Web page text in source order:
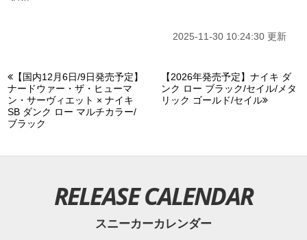
2025-11-30 10:24:30 更新
【国内12月6日/9日発売予定】
ナードウァー・ザ・ヒューマ
ン・サーヴィエット × ナイキ
SB ダンク ロー マルチカラー/
ブラック
【2026年発売予定】ナイキ ダ
ンク ロー ブラック/セイル/メタ
リック ゴールド/セイル
RELEASE CALENDAR
スニーカーカレンダー